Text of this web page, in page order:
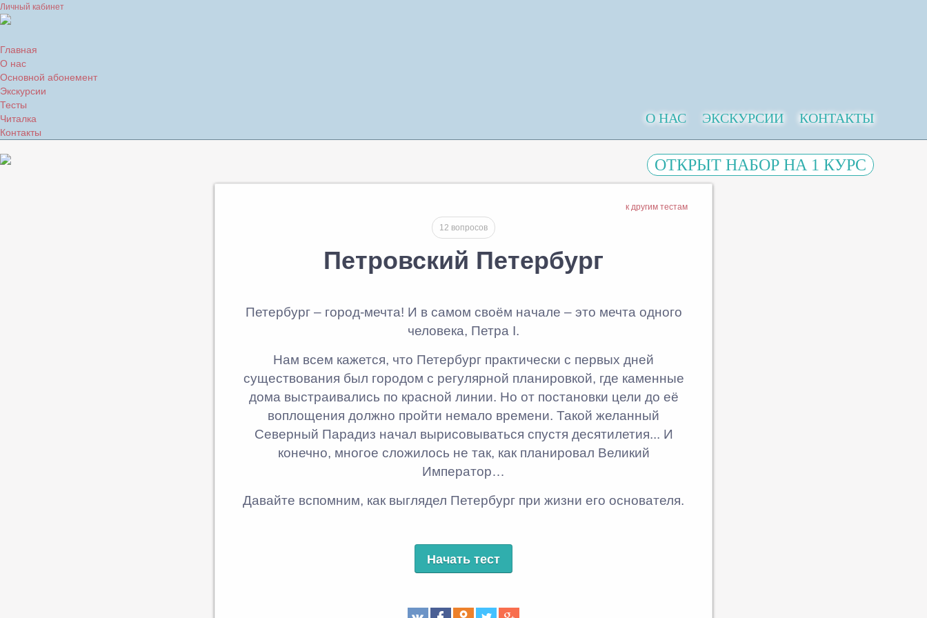
Личный кабинет
Главная
О нас
Основной абонемент
Экскурсии
Тесты
Читалка
Контакты
ОТКРЫТ НАБОР НА 1 КУРС
О НАС ЭКСКУРСИИ КОНТАКТЫ
к другим тестам
12 вопросов
Петровский Петербург
Петербург – город-мечта! И в самом своём начале – это мечта одного
человека, Петра I.
Нам всем кажется, что Петербург практически с первых дней
существования был городом с регулярной планировкой, где каменные
дома выстраивались по красной линии. Но от постановки цели до её
воплощения должно пройти немало времени. Такой желанный
Северный Парадиз начал вырисовываться спустя десятилетия... И
конечно, многое сложилось не так, как планировал Великий
Император…
Давайте вспомним, как выглядел Петербург при жизни его основателя.
Начать тест